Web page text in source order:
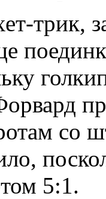
трик,
со
5:1.